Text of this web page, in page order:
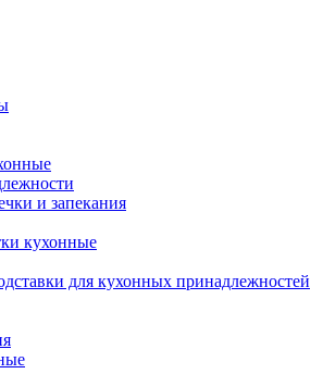
и запекания
кухонные
для кухонных принадлежностей